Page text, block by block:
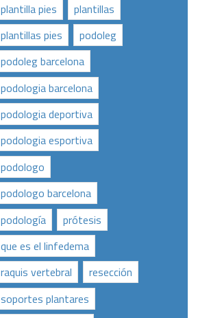
plantilla pies
plantillas
plantillas pies
podoleg
podoleg barcelona
podologia barcelona
podologia deportiva
podologia esportiva
podologo
podologo barcelona
podología
prótesis
que es el linfedema
raquis vertebral
resección
soportes plantares